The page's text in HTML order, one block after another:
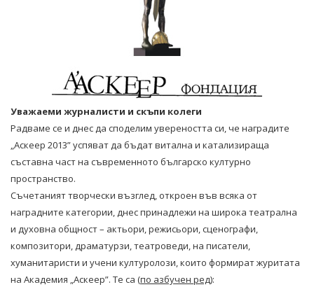
Уважаеми журналисти и скъпи колеги
Радваме се и днес да споделим увереността си, че наградите
„Аскеер 2013” успяват да бъдат витална и катализираща
съставна част на съвременното българско културно
пространство.
Съчетаният творчески възглед, откроен във всяка от
наградните категории, днес принадлежи на широка театрална
и духовна общност – актьори, режисьори, сценографи,
композитори, драматурзи, театроведи, на писатели,
хуманитаристи и учени културолози, които формират журитата
на Академия „Аскеер”. Те са (по азбучен ред):